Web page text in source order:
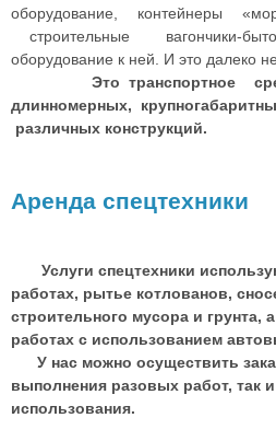
оборудование, контейнеры
строительные вагончики-
оборудование к ней. И это далеко
Это транспортное
длинномерных,
различных конструкций.
Аренда спецтехники
Услуги спецтехники
работах, рытье котлованов,
строительного мусора и грунта,
работах с использованием
У нас можно осуществить
выполнения разовых работ, так
использования.